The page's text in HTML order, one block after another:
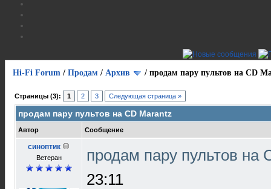
Hi-Fi Forum / Продам / Архив / продам пару пультов на СD
Страницы (3): 1 2 3 Следующая страница »
продам пару пультов на СD Marantz
Автор Сообщение
синоптик
Ветеран
продам пару пультов на
23:11